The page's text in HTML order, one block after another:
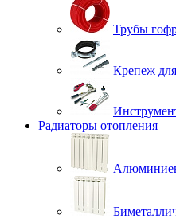
Трубы
Крепеж
Радиаторы отопления